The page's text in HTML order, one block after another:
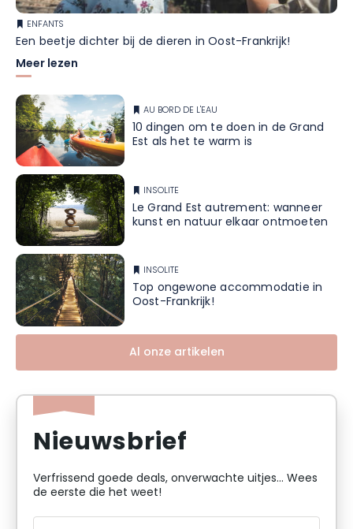
ENFANTS
Een beetje dichter bij de dieren in Oost-Frankrijk!
Meer lezen
AU BORD DE L'EAU
10 dingen om te doen in de Grand
Est als het te warm is
INSOLITE
Le Grand Est autrement: wanneer
kunst en natuur elkaar ontmoeten
INSOLITE
Top ongewone accommodatie in
Oost-Frankrijk!
Al onze artikelen
Nieuwsbrief
Verfrissend goede deals, onverwachte uitjes... Wees
de eerste die het weet!